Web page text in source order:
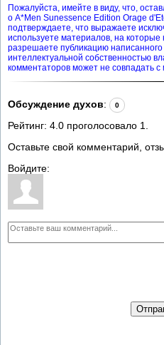
Пожалуйста, имейте в виду, что,
о A*Men Sunessence Edition Orage
подтверждаете, что выражаете
используете материалов, на
разрешаете публикацию
интеллектуальной собственностью
комментаторов может не совпадать
Обсуждение духов: 0
Рейтинг: 4.0 проголосовало 1
Оставьте свой комментарий,
Войдите: